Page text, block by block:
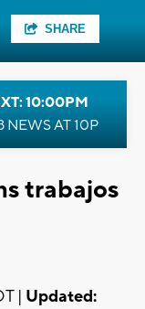
SHARE
10:00PM
NEWS AT 10P
trabajos
| Updated: